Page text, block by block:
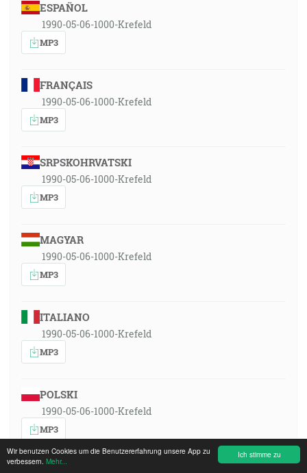
Ich stimme zu
Wir benutzen Cookies um die Benutzererfahrung unsere App zu
verbessern. Mehr...
ESPAÑOL
1990-05-06-1000-Krefeld
MP3
FRANÇAIS
1990-05-06-1000-Krefeld
MP3
SRPSKOHRVATSKI
1990-05-06-1000-Krefeld
MP3
MAGYAR
1990-05-06-1000-Krefeld
MP3
ITALIANO
1990-05-06-1000-Krefeld
MP3
POLSKI
1990-05-06-1000-Krefeld
MP3